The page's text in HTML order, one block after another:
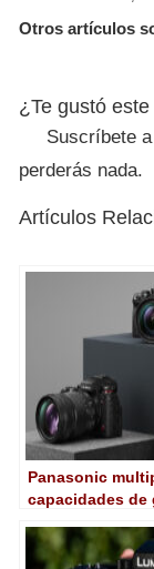
Otros artículos
¿Te gustó
Suscríbete
perderás nada.
Artículos
Panasonic
capacidades de